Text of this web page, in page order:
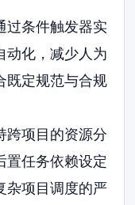
过条件触发器实
动化，减少人为
既定规范与合规
跨项目的资源分
置任务依赖设定
杂项目调度的严